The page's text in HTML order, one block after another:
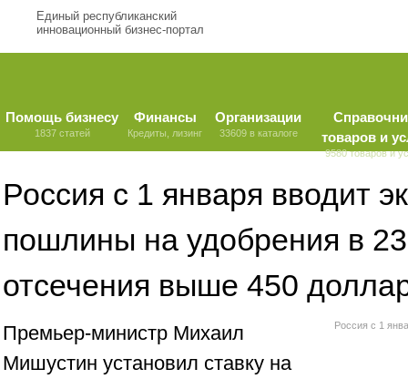
Единый республиканский
инновационный бизнес-портал
Помощь бизнесу
1837 статей
Финансы
Кредиты, лизинг
Организации
33609 в каталоге
товаров и
9580 товаров и
Россия с 1 января вводит
пошлины на удобрения в
отсечения выше 450
Россия с 1
Премьер-министр Михаил
Мишустин установил ставку на